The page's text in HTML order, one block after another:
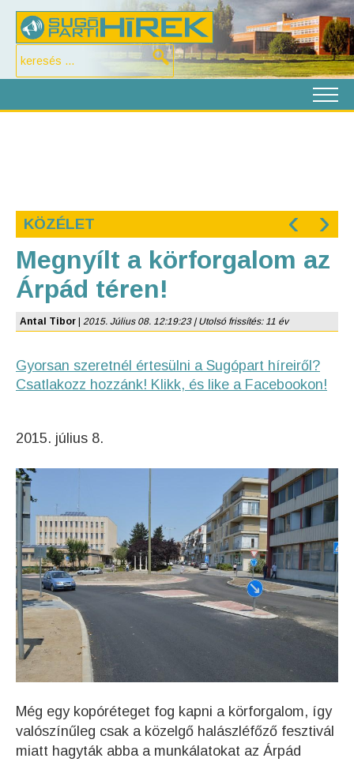
KÖZÉLET ‹ ›
Megnyílt a körforgalom az
Árpád téren!
Antal Tibor 2015. Július 08. 12:19:23 | Utolsó frissítés: 11 év
Gyorsan szeretnél értesülni a Sugópart híreiről?
Csatlakozz hozzánk! Klikk, és like a Facebookon!
2015. július 8.
Még egy kopóréteget fog kapni a körforgalom, így
valószínűleg csak a közelgő halászléfőző fesztivál
miatt hagyták abba a munkálatokat az Árpád